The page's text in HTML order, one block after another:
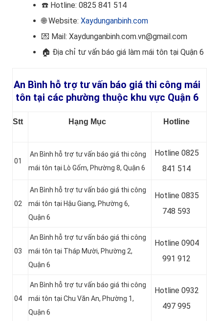
☎️ Hotline: 0825 841 514
🌐 Website: Xaydunganbinh.com
💌 Mail: Xaydunganbinh.com.vn@gmail.com
🏠 Địa chỉ tư vấn báo giá làm mái tôn tại Quận 6
An Bình hỗ trợ tư vấn báo giá thi công mái
tôn tại các phường thuộc khu vực Quận 6
Stt Hạng Mục Hotline
01
An Bình hỗ trợ tư vấn báo giá thi công
mái tôn tại Lò Gốm, Phường 8, Quận 6
Hotline 0825
841 514
02
An Bình hỗ trợ tư vấn báo giá thi công
mái tôn tại Hậu Giang, Phường 6,
Quận 6
Hotline 0835
748 593
03
An Bình hỗ trợ tư vấn báo giá thi công
mái tôn tại Tháp Mười, Phường 2,
Quận 6
Hotline 0904
991 912
04
An Bình hỗ trợ tư vấn báo giá thi công
mái tôn tại Chu Văn An, Phường 1,
Quận 6
Hotline 0932
497 995